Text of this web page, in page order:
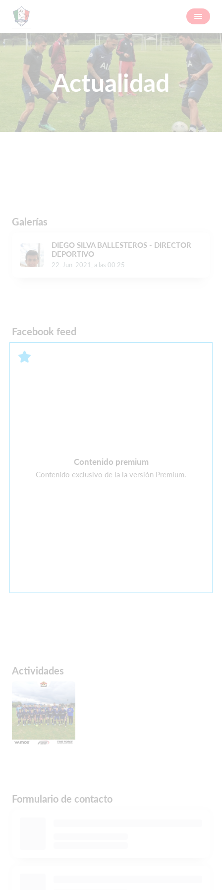
Actualidad
Galerías
DIEGO SILVA BALLESTEROS - DIRECTOR
DEPORTIVO
22. Jun. 2021, a las 00.25
Facebook feed
Contenido premium
Contenido exclusivo de la la versión Premium.
Actividades
Formulario de contacto